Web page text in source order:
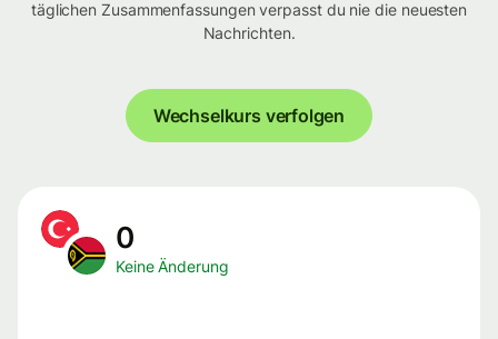
täglichen Zusammenfassungen verpasst du nie die neuesten
Nachrichten.
Wechselkurs verfolgen
0
Keine Änderung